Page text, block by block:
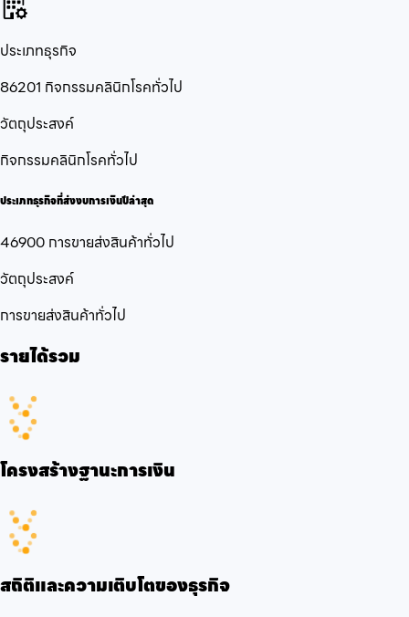
ประเภทธุรกิจ
86201 กิจกรรมคลินิกโรคทั่วไป
วัตถุประสงค์
กิจกรรมคลินิกโรคทั่วไป
ประเภทธุรกิจที่ส่งงบการเงินปีล่าสุด
46900 การขายส่งสินค้าทั่วไป
วัตถุประสงค์
การขายส่งสินค้าทั่วไป
รายได้รวม
โครงสร้างฐานะการเงิน
สถิติและความเติบโตของธุรกิจ